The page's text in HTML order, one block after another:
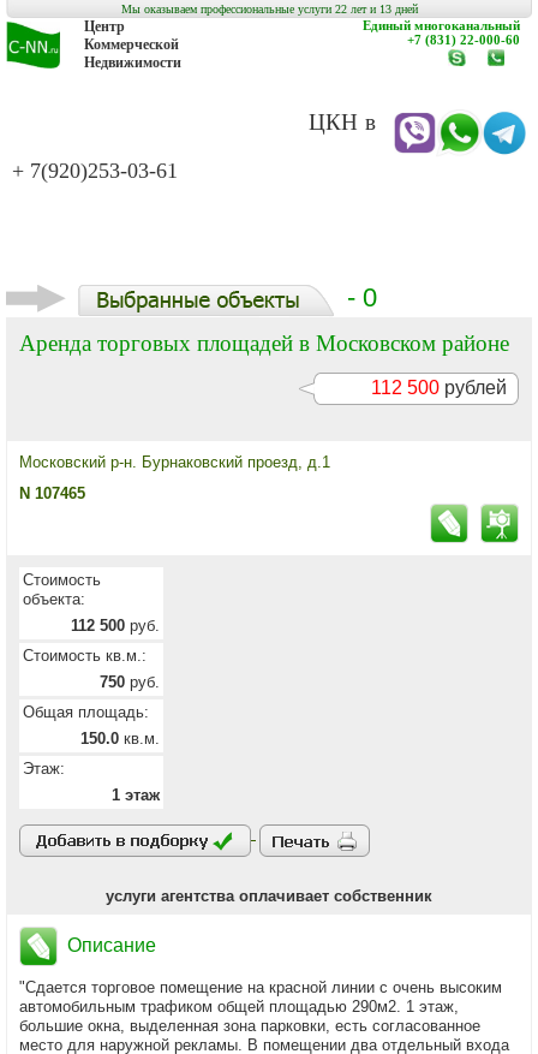
Мы оказываем профессиональные услуги 22 лет и 13 дней
Центр
Коммерческой
Недвижимости
ЦКН в
+ 7(920)253-03-61
Единый многоканальный
+7 (831) 22-000-60
www.c-
- 0
Аренда торговых площадей в Московском районе
112 500 рублей
Московский р-н. Бурнаковский проезд, д.1
N 107465
Стоимость
объекта:
112 500 руб.
Стоимость кв.м.:
750 руб.
Общая площадь:
150.0 кв.м.
Этаж:
1 этаж
услуги агентства оплачивает собственник
Описание
"Сдается торговое помещение на красной линии с очень высоким
автомобильным трафиком общей площадью 290м2. 1 этаж,
большие окна, выделенная зона парковки, есть согласованное
место для наружной рекламы. В помещении два отдельный входа